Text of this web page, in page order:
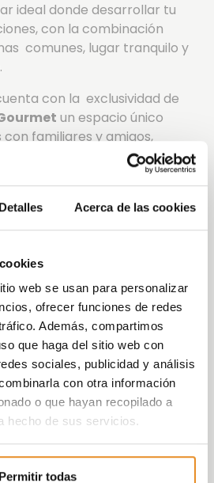
Detalles Acerca de las cookies
web se usan para personalizar
ofrecer funciones de redes
Además, compartimos
que haga del sitio web con
sociales, publicidad y análisis
con otra información
o que hayan recopilado a
hecho de sus servicios.
Permitir todas
ideal donde desarrollar tu
con la combinación
comunes, lugar tranquilo y
con la exclusividad de
un espacio único
familiares y amigos,
con zonas verdes y
sala de juegos para niños
para ellos y un
nueva
Wishque, de la mano de un
permitirá a los
reservar las zonas
la voz,
a la incorporación de
que consta de un altavoz
el último detalle, donde la
vanguardia le dan a esta
propio inigualable.